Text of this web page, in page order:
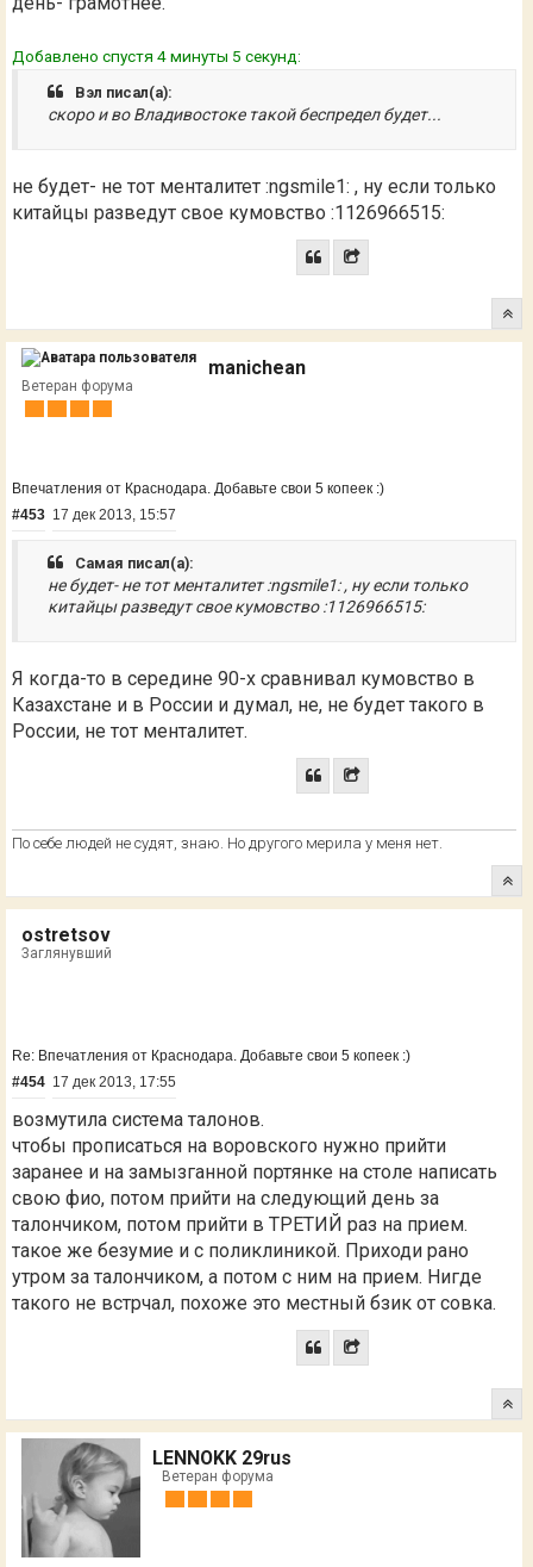
Добавлено спустя 4 минуты 5 секунд:
Вэл писал(а):
скоро и во Владивостоке такой беспредел будет...
не будет- не тот менталитет :ngsmile1: , ну если только
китайцы разведут свое кумовство :1126966515:
manichean
Ветеран форума
Впечатления от Краснодара. Добавьте свои 5 копеек :)
#453 17 дек 2013, 15:57
Самая писал(а):
не будет- не тот менталитет :ngsmile1: , ну если только
китайцы разведут свое кумовство :1126966515:
Я когда-то в середине 90-х сравнивал кумовство в
Казахстане и в России и думал, не, не будет такого в
России, не тот менталитет.
По себе людей не судят, знаю. Но другого мерила у меня нет.
ostretsov
Заглянувший
Re: Впечатления от Краснодара. Добавьте свои 5 копеек :)
#454 17 дек 2013, 17:55
возмутила система талонов.
чтобы прописаться на воровского нужно прийти
заранее и на замызганной портянке на столе написать
свою фио, потом прийти на следующий день за
талончиком, потом прийти в ТРЕТИЙ раз на прием.
такое же безумие и с поликлиникой. Приходи рано
утром за талончиком, а потом с ним на прием. Нигде
такого не встрчал, похоже это местный бзик от совка.
LENNOKK 29rus
Ветеран форума